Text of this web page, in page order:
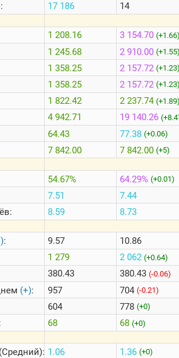
:
:
(+):
17 186
1 208.16
1 245.68
1 358.25
1 358.25
1 822.42
4 942.71
64.43
7 842.00
54.67%
7.51
8.59
9.57
1 279
380.43
957
604
68
1.06
14
3 154.70
2 910.00
2 157.72
2 157.72
2 237.74
19 140.26
77.38 (+0.06)
7 842.00 (+5)
64.29% (+0.01)
7.44
8.73
10.86
2 062 (+0.64)
380.43 (-0.06)
704 (-0.21)
778 (+0)
68 (+0)
1.36 (+0)